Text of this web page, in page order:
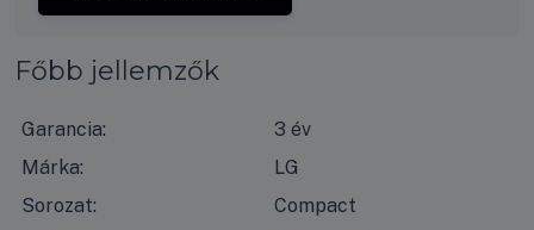
Főbb jellemzők
Garancia:
3 év
Márka:
LG
Sorozat:
Compact